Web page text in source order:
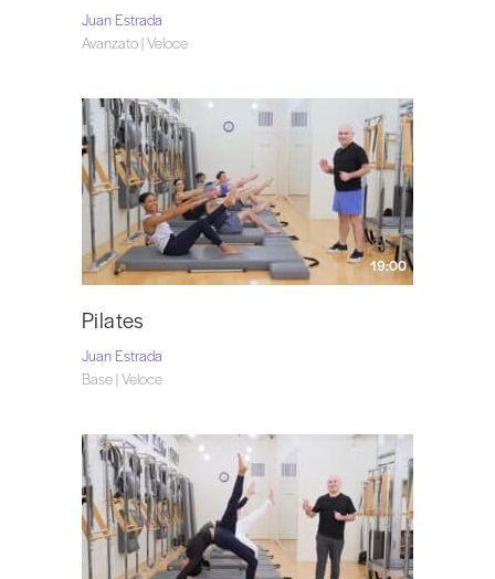
Juan Estrada
Avanzato | Veloce
19:00
Pilates
Juan Estrada
Base | Veloce